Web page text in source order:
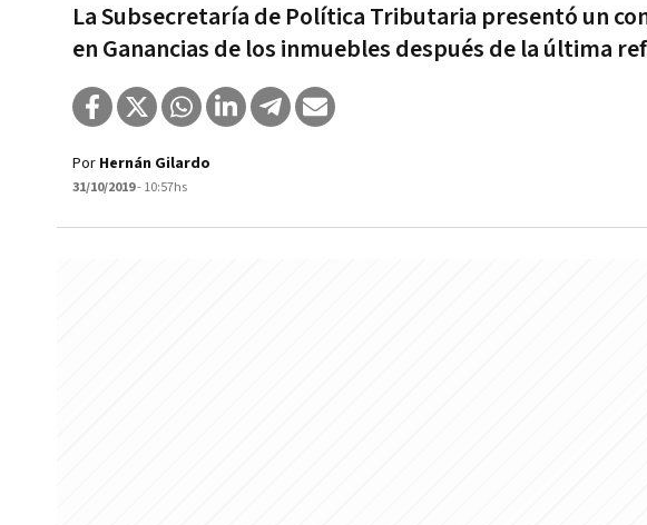
La Subsecretaría de Política Tributaria presentó un
en Ganancias de los inmuebles después de la última
Por Hernán Gilardo
31/10/2019- 10:57hs